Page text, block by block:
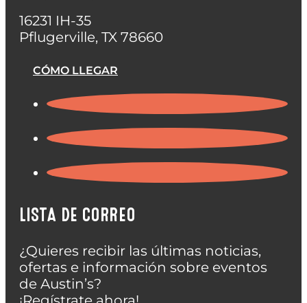
16231 IH-35
Pflugerville, TX 78660
CÓMO LLEGAR
LISTA DE CORREO
¿Quieres recibir las últimas noticias,
ofertas e información sobre eventos
de Austin’s?